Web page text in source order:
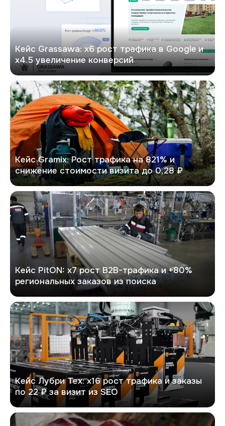
Кейс Grassawa: х6 рост трафика в Google и
х4.5 увеличение конверсий
GRAMIX
Кейс Gramix: Рост трафика на 821% и
снижение стоимости визита до 0,28 ₽
PitON
Кейс PitON: х7 рост B2B-трафика и +80%
региональных заказов из поиска
Лубри Тех
Кейс Лубри Тех: х16 рост трафика и заказы
по 22 ₽ за визит из SEO
Гурман96